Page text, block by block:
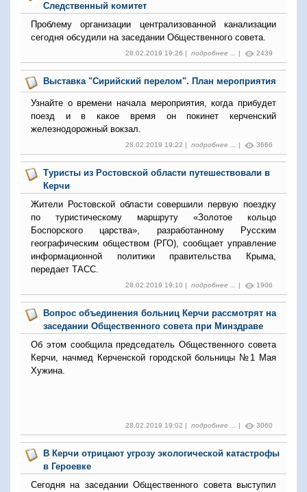
Следственный комитет
Проблему организации централизованной канализации
сегодня обсудили на заседании Общественного совета.
28.02.2019 19:26 | подробнее ... | 2439
Выставка "Сирийский перелом". План мероприятия
Узнайте о времени начала мероприятия, когда прибудет
поезд и в какое время он покинет керченский
железнодорожный вокзал.
28.02.2019 19:22 | подробнее ... | 3666
Туристы из Ростовской области путешествовали в
Керчи
Жители Ростовской области совершили первую поездку
по туристическому маршруту «Золотое кольцо
Боспорского царства», разработанному Русским
географическим обществом (РГО), сообщает управление
информационной политики правительства Крыма,
передает ТАСС.
28.02.2019 19:10 | подробнее ... | 1906
Вопрос объединения больниц Керчи рассмотрят на
заседании Общественного совета при Минздраве
Об этом сообщила председатель Общественного совета
Керчи, начмед Керченской городской больницы №1 Мая
Хужина.
28.02.2019 19:02 | подробнее ... | 3060
В Керчи отрицают угрозу экологической катастрофы
в Героевке
Сегодня на заседании Общественного совета выступил